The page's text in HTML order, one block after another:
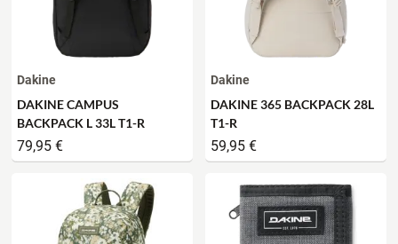
Dakine
DAKINE CAMPUS
BACKPACK L 33L T1-R
79,95 €
Dakine
DAKINE 365 BACKPACK 28L
T1-R
59,95 €